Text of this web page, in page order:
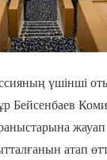
үшінші
Бейсенбаев
жауап
атап